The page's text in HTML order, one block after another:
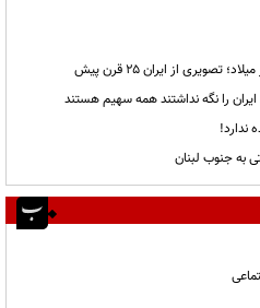
را نگه نداشتند همه سهیم هستند
ندارد!
جنوب لبنان